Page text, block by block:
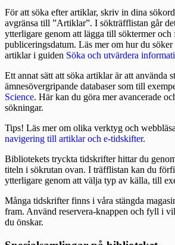
För att söka efter artiklar, skriv in dina
avgränsa till ”Artiklar”. I sökträfflistan går
ytterligare genom att lägga till söktermer
publiceringsdatum. Läs mer om hur du söker
artiklar i guiden Söka och utvärdera
Ett annat sätt att söka artiklar är att använda
ämnesövergripande databaser som till
Science. Här kan du göra mer avancerade
sökningar.
Tips! Läs mer om olika verktyg och
navigering till artiklar och e-tidskifter.
Bibliotekets tryckta tidskrifter hittar du
titeln i sökrutan ovan. I träfflistan kan du
ytterligare genom att välja typ av källa, till
Många tidskrifter finns i våra stängda
fram. Använd reservera-knappen och fyll i
du önskar.